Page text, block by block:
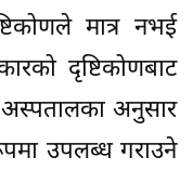
मात्र नभई
दृष्टिकोणबाट
अस्पतालका अनुसार
उपलब्ध गराउने